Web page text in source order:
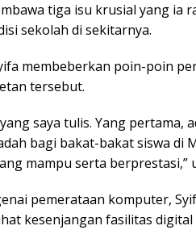
tiga isu krusial yang ia
sekolah di sekitarnya.
membeberkan poin-poin
tersebut.
saya tulis. Yang pertama,
bagi bakat-bakat siswa di
mampu serta berprestasi,”
pemerataan komputer,
kesenjangan fasilitas